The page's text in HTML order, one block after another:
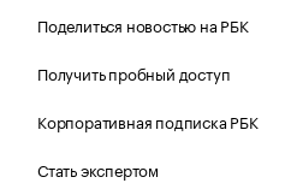
Поделиться новостью на РБК
Получить пробный доступ
Корпоративная подписка РБК
Стать экспертом